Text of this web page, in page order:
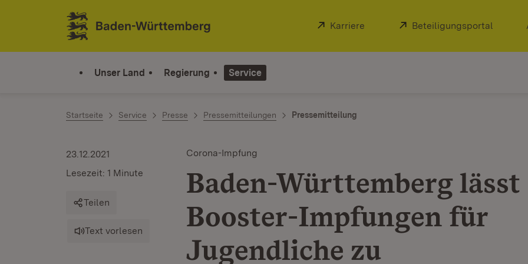
Zum Inhalt springen
Link zur Startseite
Extern:
Karriere (Öffnet in neuem Fenster)
Extern:
Beteiligungsportal
Unser Land Regierung Service
Startseite Service Presse Pressemitteilungen Pressemitteilung
Corona-Impfung
Baden-Württemberg lässt
Booster-Impfungen für
Jugendliche zu
23.12.2021
Lesezeit: 1 Minute
Teilen
Text vorlesen